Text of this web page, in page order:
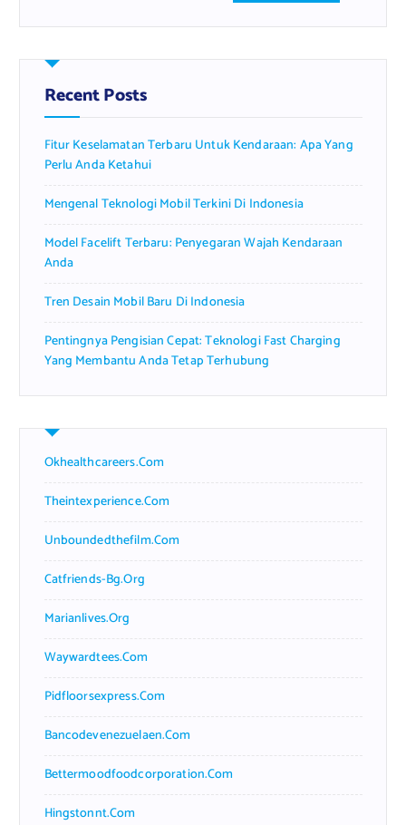
r
h
f
o
:
Recent Posts
Fitur Keselamatan Terbaru Untuk Kendaraan: Apa Yang
Perlu Anda Ketahui
Mengenal Teknologi Mobil Terkini Di Indonesia
Model Facelift Terbaru: Penyegaran Wajah Kendaraan
Anda
Tren Desain Mobil Baru Di Indonesia
Pentingnya Pengisian Cepat: Teknologi Fast Charging
Yang Membantu Anda Tetap Terhubung
Okhealthcareers.com
Theintexperience.com
Unboundedthefilm.com
Catfriends-Bg.org
Marianlives.org
Waywardtees.com
Pidfloorsexpress.com
Bancodevenezuelaen.com
Bettermoodfoodcorporation.com
Hingstonnt.com